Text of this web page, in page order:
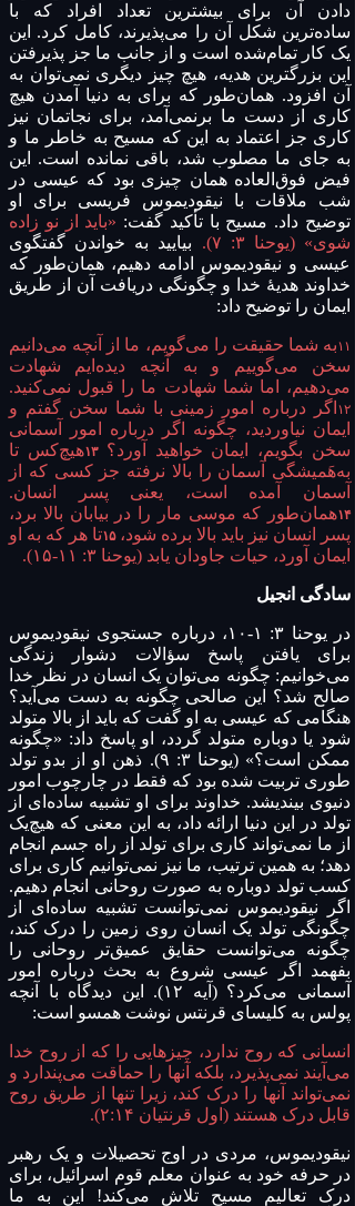
دادن آن برای بیشترین تعداد افراد که با
ساده‌ترین شکل آن را می‌پذیرند، کامل کرد. این
یک کار تمام‌شده است و از جانب ما جز پذیرفتن
این بزرگترین هدیه، هیچ چیز دیگری نمی‌توان به
آن افزود. همان‌طور که برای به دنیا آمدن هیچ
کاری از دست ما برنمی‌آمد، برای نجاتمان نیز
کاری جز اعتماد به این که مسیح به خاطر ما و
به جای ما مصلوب شد، باقی نمانده است. این
فیض فوق‌العاده همان چیزی بود که عیسی در
شب ملاقات با نیقودیموس فریسی برای او
توضیح داد. مسیح با تأکید گفت: «باید از نو زاده
شوی» (یوحنا ۳: ۷).
بیایید به خواندن گفتگوی
عیسی و نیقودیموس ادامه دهیم، همان‌طور که
خداوند هدیهٔ خدا و چگونگی دریافت آن از طریق
ایمان را توضیح داد:
۱۱به شما حقیقت را می‌گویم، ما از آنچه می‌دانیم
سخن می‌گوییم و به آنچه دیده‌ایم شهادت
می‌دهیم، اما شما شهادت ما را قبول نمی‌کنید.
۱۲ اگر درباره امور زمینی با شما سخن گفتم و
ایمان نیاوردید، چگونه اگر درباره امور آسمانی
سخن بگویم، ایمان خواهید آورد؟۱۳هیچ‌کس تا
به‌هَمیشگی آسمان را بالا نرفته جز کسی که از
آسمان آمده است، یعنی پسر انسان.
۱۴همان‌طور که موسی مار را در بیابان بالا برد،
پسر انسان نیز باید بالا برده شود،۱۵تا هر که به او
ایمان آورد، حیات جاودان یابد (یوحنا ۳: ۱۱-۱۵).
سادگی انجیل
در یوحنا ۳: ۱-۱۰، درباره جستجوی نیقودیموس
برای یافتن پاسخ سؤالات دشوار زندگی
می‌خوانیم: چگونه می‌توان یک انسان در نظر خدا
صالح شد؟ این صالحی چگونه به دست می‌آید؟
هنگامی که عیسی به او گفت که باید از بالا متولد
شود یا دوباره متولد گردد، او پاسخ داد: «چگونه
ممکن است؟» (یوحنا ۳: ۹). ذهن او از بدو تولد
طوری تربیت شده بود که فقط در چارچوب امور
دنیوی بیندیشد. خداوند برای او تشبیه ساده‌ای از
تولد در این دنیا ارائه داد، به این معنی که هیچ‌یک
از ما نمی‌تواند کاری برای تولد از راه جسم انجام
دهد؛ به همین ترتیب، ما نیز نمی‌توانیم کاری برای
کسب تولد دوباره به صورت روحانی انجام دهیم.
اگر نیقودیموس نمی‌توانست تشبیه ساده‌ای از
چگونگی تولد یک انسان روی زمین را درک کند،
چگونه می‌توانست حقایق عمیق‌تر روحانی را
بفهمد اگر عیسی شروع به بحث درباره امور
آسمانی می‌کرد؟ (آیه ۱۲). این دیدگاه با آنچه
پولس به کلیسای قرنتس نوشت همسو است:
انسانی که روح ندارد، چیزهایی را که از روح خدا
می‌آیند نمی‌پذیرد، بلکه آنها را حماقت می‌پندارد و
نمی‌تواند آنها را درک کند، زیرا تنها از طریق روح
قابل درک هستند (اول قرنتیان ۲:۱۴).
نیقودیموس، مردی در اوج تحصیلات و یک رهبر
در حرفه خود به عنوان معلم قوم اسرائیل، برای
درک تعالیم مسیح تلاش می‌کند! این به ما